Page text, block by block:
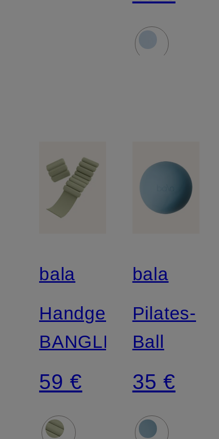
bala
BANGLES
59 €
bala
Pilates-
Ball
35 €